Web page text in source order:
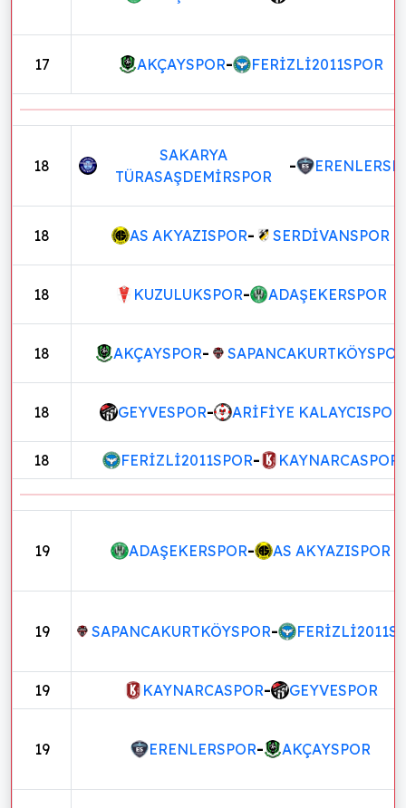
17 AKÇAYSPOR- FERİZLİ2011SPOR
18
SAKARYA
TÜRASAŞDEMİRSPOR
-
18 AS AKYAZISPOR- SERDİVANSPOR
18 KUZULUKSPOR- ADAŞEKERSPOR
18 AKÇAYSPOR- SAPANCAKURTKÖYSPOR
18 GEYVESPOR- ARİFİYE KALAYCISPOR
18 FERİZLİ2011SPOR- KAYNARCASPOR
19 ADAŞEKERSPOR- AS AKYAZISPOR
19 SAPANCAKURTKÖYSPOR-
19 KAYNARCASPOR- GEYVESPOR
19 ERENLERSPOR- AKÇAYSPOR